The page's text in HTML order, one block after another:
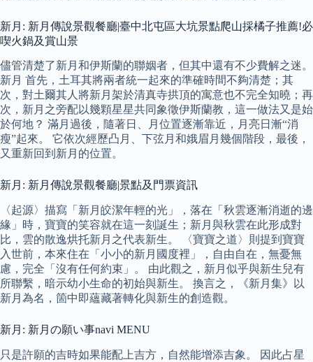
新月: 新月傳說景觀餐廳|臺中北屯區大坑景點爬山採橘子推薦!必
喫火鍋及賞山景
儘管清楚了新月和伊斯蘭的聯姻者，但其中還有不少費解之迷。
新月 首先，土耳其將兩者統一起來的準確時間不夠清楚；其
次，對土爾其人將新月架於清真寺拱頂的寓意也不完全知曉；再
次，新月之旁配以幾顆星星共同象徵伊斯蘭教，這一做法又是始
於何地？ 滿月過後，隨著日、月位置逐漸靠近，月亮日漸“消
瘦”起來。 它依次經歷凸月、下弦月和娥眉月幾個階段，最後，
又重新回到新月的位置。
新月: 新月傳說景觀餐廳|景點及門票資訊
〈起源〉描寫「新月皎潔年輕的光」，落在「秋雲逐漸消逝的邊
緣」時，寶寶的笑容就在這一刻誕生；新月與秋雲在此形成對
比，雲的散逸烘托新月之代表新生。 〈寶寶之道〉則提到寶寶
入世前，本來住在「小小的新月國度裡」，自由自在，無憂無
慮，完全「沒有任何約束」。 由此觀之，新月似乎與新生兒有
所聯繫，暗示幼小生命的初始與新生。 換言之，《新月集》以
新月為名，箇中即蘊藏著轉化與新生的創造觀。
新月: 新月の願い事navi MENU
只是許願的吉時如果能配上吉方，自然能增添吉象。 因此占星